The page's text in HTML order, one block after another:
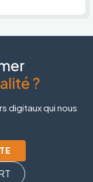
?
digitaux qui nous